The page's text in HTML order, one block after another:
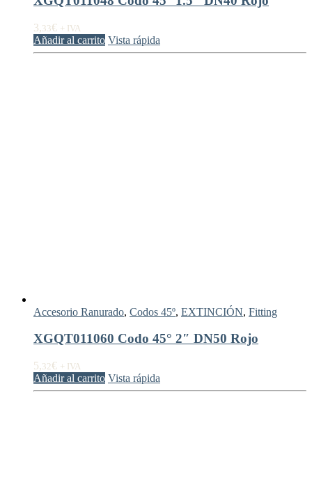
3,33€ + IVA
Añadir al carrito Vista rápida
Accesorio Ranurado, Codos 45º, EXTINCIÓN, Fitting
XGQT011060 Codo 45° 2″ DN50 Rojo
5,32€ + IVA
Añadir al carrito Vista rápida